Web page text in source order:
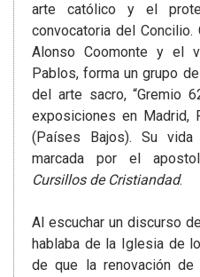
arte católico y el
convocatoria del
Alonso Coomonte y el
Pablos, forma un grupo
del arte sacro, “Gremio
exposiciones en Madrid,
(Países Bajos). Su
marcada por el
Cursillos de Cristiandad.
Al escuchar un discurso
hablaba de la Iglesia de
de que la renovación